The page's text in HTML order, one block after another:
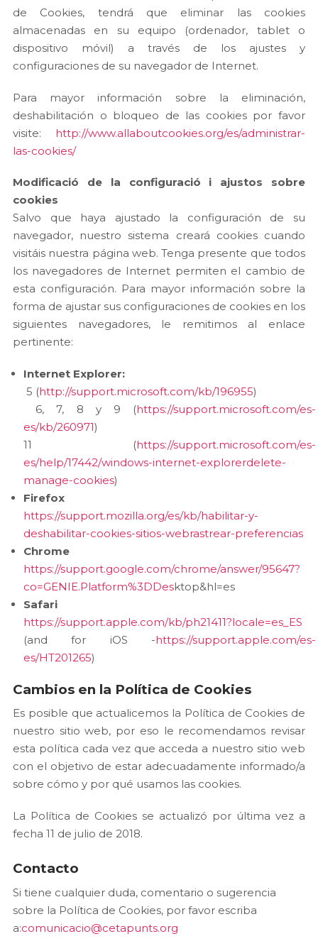
de Cookies, tendrá que eliminar las cookies
almacenadas en su equipo (ordenador, tablet o
dispositivo móvil) a través de los ajustes y
configuraciones de su navegador de Internet.
Para mayor información sobre la eliminación,
deshabilitación o bloqueo de las cookies por favor
visite: http://www.allaboutcookies.org/es/administrar-
las-cookies/
Modificació de la configuració i ajustos sobre
cookies
Salvo que haya ajustado la configuración de su
navegador, nuestro sistema creará cookies cuando
visitáis nuestra página web. Tenga presente que todos
los navegadores de Internet permiten el cambio de
esta configuración. Para mayor información sobre la
forma de ajustar sus configuraciones de cookies en los
siguientes navegadores, le remitimos al enlace
pertinente:
Internet Explorer:
5 (http://support.microsoft.com/kb/196955)
6, 7, 8 y 9 (https://support.microsoft.com/es-
es/kb/260971)
11 (https://support.microsoft.com/es-
es/help/17442/windows-internet-explorerdelete-
manage-cookies)
Firefox
https://support.mozilla.org/es/kb/habilitar-y-
deshabilitar-cookies-sitios-webrastrear-preferencias
Chrome
https://support.google.com/chrome/answer/95647?
co=GENIE.Platform%3DDesktop&hl=es
Safari
https://support.apple.com/kb/ph21411?locale=es_ES
(and for iOS -https://support.apple.com/es-
es/HT201265)
Cambios en la Política de Cookies
Es posible que actualicemos la Política de Cookies de
nuestro sitio web, por eso le recomendamos revisar
esta política cada vez que acceda a nuestro sitio web
con el objetivo de estar adecuadamente informado/a
sobre cómo y por qué usamos las cookies.
La Política de Cookies se actualizó por última vez a
fecha 11 de julio de 2018.
Contacto
Si tiene cualquier duda, comentario o sugerencia
sobre la Política de Cookies, por favor escriba
a:comunicacio@cetapunts.org